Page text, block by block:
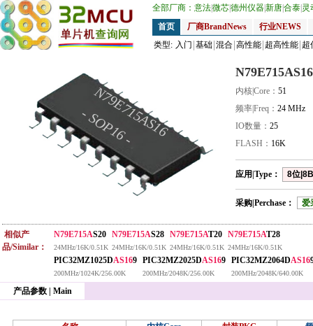
全部厂商： 意法微芯德州仪器新唐合泰 灵
首页
厂商BrandNews
行业NEWS
类型: 入门 基础 混合 高性能 超高性能 超
N79E715AS16
- SOP16 -
N79E715AS16
内核|Core： 51
频率|Freq： 24 MHz
IO数量： 25
FLASH： 16K
应用|Type： 8位
采购|Perchase： 爱
相似产
品/Similar：
N79E715AS20
24MHz/16K/0.51K
N79E715AS28
24MHz/16K/0.51K
N79E715AT20
24MHz/16K/0.51K
N79E715AT28
24MHz/16K/0.51K
PIC32MZ1025DAS169
200MHz/1024K/256.00K
PIC32MZ2025DAS169
200MHz/2048K/256.00K
PIC32MZ2064DAS16
200MHz/2048K/640.00K
产品参数 | Main